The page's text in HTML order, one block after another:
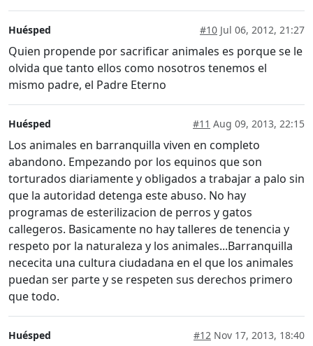
Huésped #10 Jul 06, 2012, 21:27
Quien propende por sacrificar animales es porque se le
olvida que tanto ellos como nosotros tenemos el
mismo padre, el Padre Eterno
Huésped #11 Aug 09, 2013, 22:15
Los animales en barranquilla viven en completo
abandono. Empezando por los equinos que son
torturados diariamente y obligados a trabajar a palo sin
que la autoridad detenga este abuso. No hay
programas de esterilizacion de perros y gatos
callegeros. Basicamente no hay talleres de tenencia y
respeto por la naturaleza y los animales...Barranquilla
nececita una cultura ciudadana en el que los animales
puedan ser parte y se respeten sus derechos primero
que todo.
Huésped #12 Nov 17, 2013, 18:40